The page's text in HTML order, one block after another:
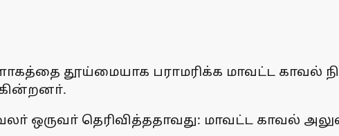
தூய்மையாக பராமரிக்க மாவட்ட காவல்
ஒருவா் தெரிவித்ததாவது: மாவட்ட காவல்